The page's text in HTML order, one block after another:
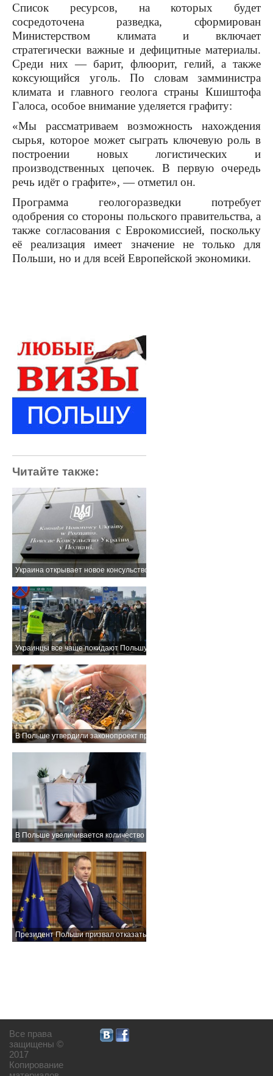
Список ресурсов, на которых будет
сосредоточена разведка, сформирован
Министерством климата и включает
стратегически важные и дефицитные материалы.
Среди них — барит, флюорит, гелий, а также
коксующийся уголь. По словам замминистра
климата и главного геолога страны Кшиштофа
Галоса, особое внимание уделяется графиту:
«Мы рассматриваем возможность нахождения
сырья, которое может сыграть ключевую роль в
построении новых логистических и
производственных цепочек. В первую очередь
речь идёт о графите», — отметил он.
Программа геологоразведки потребует
одобрения со стороны польского правительства, а
также согласования с Еврокомиссией, поскольку
её реализация имеет значение не только для
Польши, но и для всей Европейской экономики.
Читайте также:
Украина открывает новое консульство в Познани
Украинцы все чаще покидают Польшу
В Польше утвердили законопроект против псевдо медицины
В Польше увеличивается количество увольнений
Президент Польши призвал отказаться от системы торговли выбросами
Все права
защищены ©
2017
Копирование